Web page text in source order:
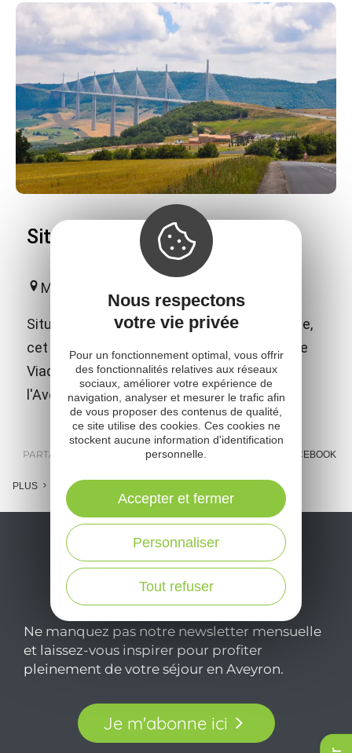
Site du Viaduc de Millau
Millau
Situé dans une ancienne ferme caussenarde,
cet espace est l’endroit idéal pour explorer le
Viaduc de Millau et plonger au cœur de
l'Aveyron.
PARTAGER : E-MAIL MESSENGER FACEBOOK
PLUS
Ne manquez pas notre newsletter mensuelle
et laissez-vous inspirer pour profiter
pleinement de votre séjour en Aveyron.
Je m'abonne ici
Nous respectons
votre vie privée
Pour un fonctionnement optimal, vous offrir
des fonctionnalités relatives aux réseaux
sociaux, améliorer votre expérience de
navigation, analyser et mesurer le trafic afin
de vous proposer des contenus de qualité,
ce site utilise des cookies. Ces cookies ne
stockent aucune information d'identification
personnelle.
Tout refuser
Personnaliser
Accepter et fermer